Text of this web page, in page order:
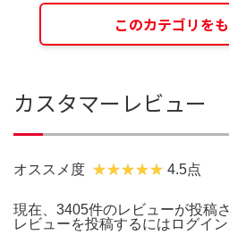
このカテゴリを
カスタマーレビュー
オススメ度 4.5点
現在、3405件のレビューが投稿
レビューを投稿するには ログイン